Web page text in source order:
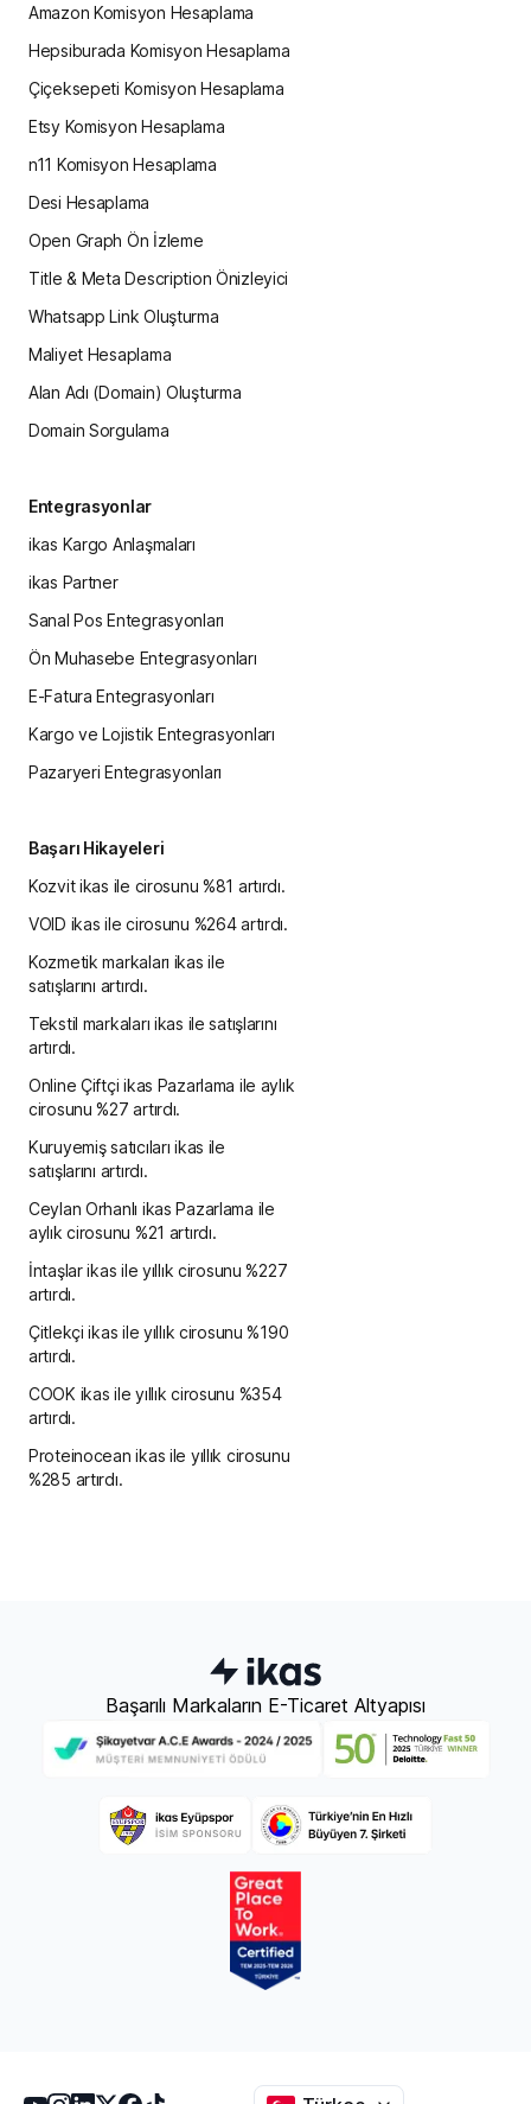
Entegrasyonlar
ikas Kargo Anlaşmaları
ikas Partner
Sanal Pos Entegrasyonları
Ön Muhasebe Entegrasyonları
E-Fatura Entegrasyonları
Kargo ve Lojistik Entegrasyonları
Pazaryeri Entegrasyonları
Amazon Komisyon Hesaplama
Hepsiburada Komisyon Hesaplama
Çiçeksepeti Komisyon Hesaplama
Etsy Komisyon Hesaplama
n11 Komisyon Hesaplama
Desi Hesaplama
Open Graph Ön İzleme
Title & Meta Description Önizleyici
Whatsapp Link Oluşturma
Maliyet Hesaplama
Alan Adı (Domain) Oluşturma
Domain Sorgulama
Başarı Hikayeleri
Kozvit ikas ile cirosunu %81 artırdı.
VOID ikas ile cirosunu %264 artırdı.
Kozmetik markaları ikas ile
satışlarını artırdı.
Tekstil markaları ikas ile satışlarını
artırdı.
Online Çiftçi ikas Pazarlama ile aylık
cirosunu %27 artırdı.
Kuruyemiş satıcıları ikas ile
satışlarını artırdı.
Ceylan Orhanlı ikas Pazarlama ile
aylık cirosunu %21 artırdı.
İntaşlar ikas ile yıllık cirosunu %227
artırdı.
Çitlekçi ikas ile yıllık cirosunu %190
artırdı.
COOK ikas ile yıllık cirosunu %354
artırdı.
Proteinocean ikas ile yıllık cirosunu
%285 artırdı.
Başarılı Markaların E-Ticaret Altyapısı